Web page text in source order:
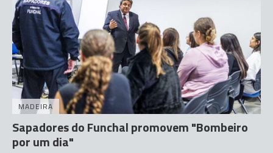
MADEIRA
Sapadores do Funchal promovem "Bombeiro
por um dia"